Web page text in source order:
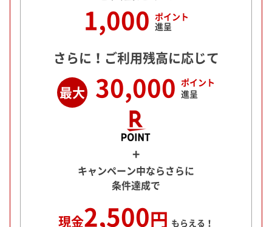
1,000 ポイント
進呈
さらに！ご利用残高に応じて
最大
30,000 ポイント
進呈
+
キャンペーン中ならさらに
条件達成で
現金2,500円 もらえる！